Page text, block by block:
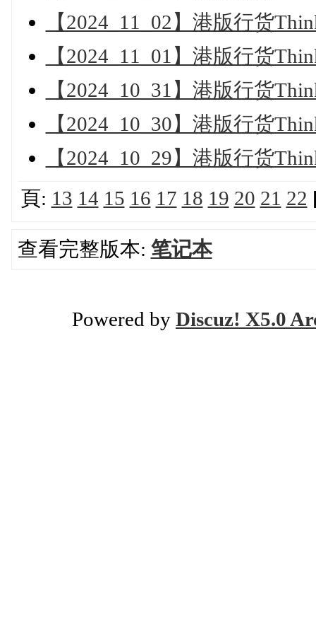
【2024_11_02】港版行货
【2024_11_01】港版行货
【2024_10_31】港版行货
【2024_10_30】港版行货
【2024_10_29】港版行货
頁: 13 14 15 16 17 18 19 20 21 22
查看完整版本: 笔记本
Powered by Discuz! X5.0